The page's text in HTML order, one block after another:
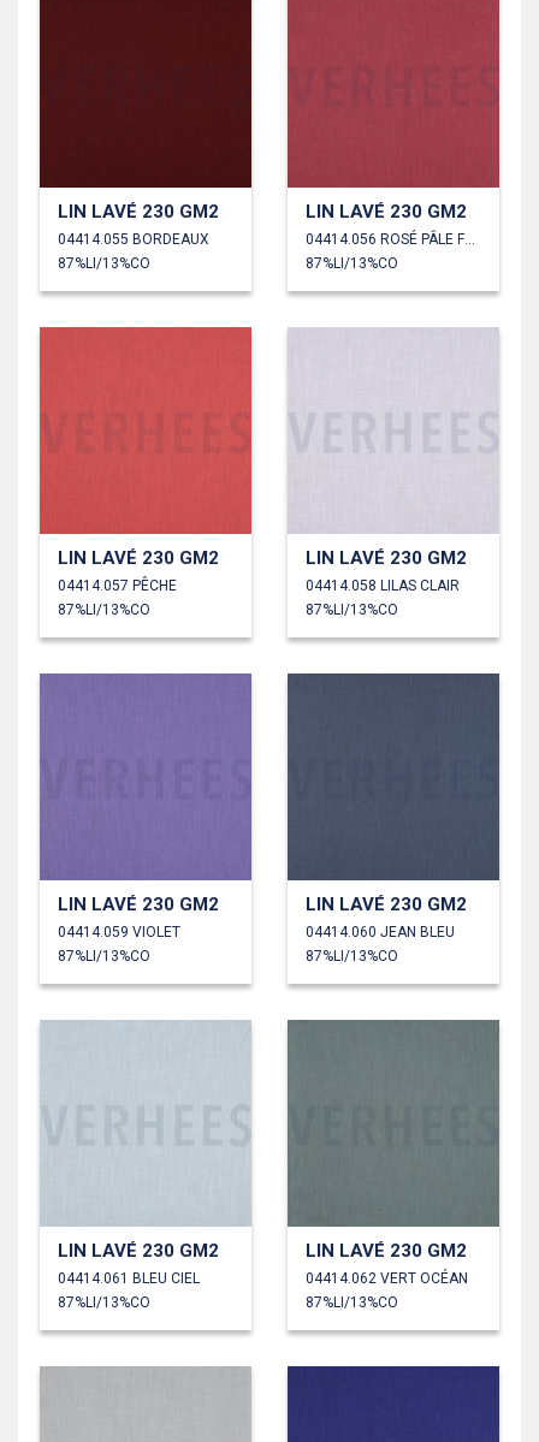
LIN LAVÉ 230 GM2
04414.055 BORDEAUX
87%LI/13%CO
LIN LAVÉ 230 GM2
04414.056 ROSÉ PÂLE FONCÉ
87%LI/13%CO
LIN LAVÉ 230 GM2
04414.057 PÊCHE
87%LI/13%CO
LIN LAVÉ 230 GM2
04414.058 LILAS CLAIR
87%LI/13%CO
LIN LAVÉ 230 GM2
04414.059 VIOLET
87%LI/13%CO
LIN LAVÉ 230 GM2
04414.060 JEAN BLEU
87%LI/13%CO
LIN LAVÉ 230 GM2
04414.061 BLEU CIEL
87%LI/13%CO
LIN LAVÉ 230 GM2
04414.062 VERT OCÉAN
87%LI/13%CO